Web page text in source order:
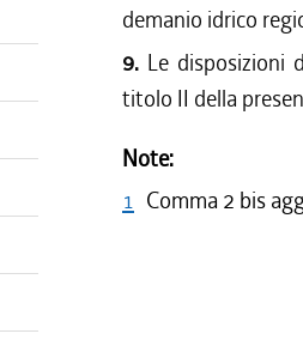
demanio idrico
9. Le disposizioni
titolo II della
Note:
1 Comma 2 bis